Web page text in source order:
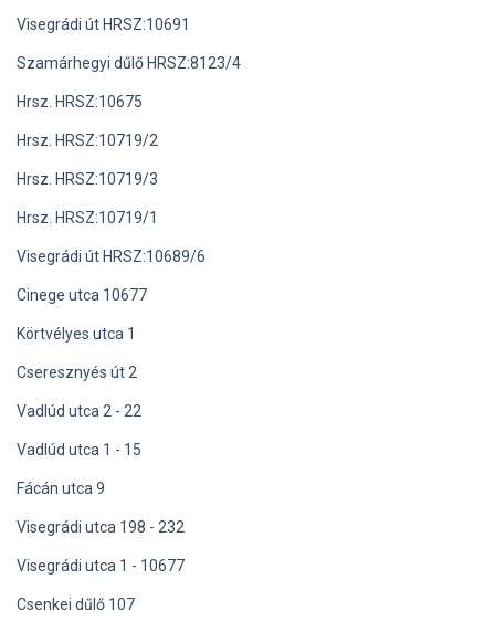
Visegrádi út HRSZ:10691
Szamárhegyi dűlő HRSZ:8123/4
Hrsz. HRSZ:10675
Hrsz. HRSZ:10719/2
Hrsz. HRSZ:10719/3
Hrsz. HRSZ:10719/1
Visegrádi út HRSZ:10689/6
Cinege utca 10677
Körtvélyes utca 1
Cseresznyés út 2
Vadlúd utca 2 - 22
Vadlúd utca 1 - 15
Fácán utca 9
Visegrádi utca 198 - 232
Visegrádi utca 1 - 10677
Csenkei dűlő 107